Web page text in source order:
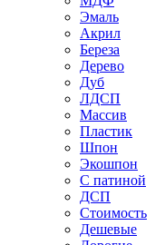
Эмаль
Акрил
Береза
Дерево
Дуб
ЛДСП
Массив
Пластик
Шпон
Экошпон
С патиной
ДСП
Стоимость
Дешевые